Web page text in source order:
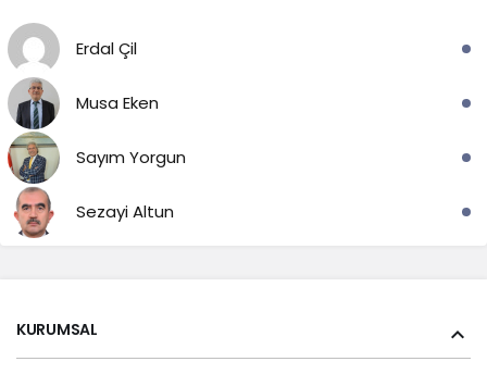
Erdal Çil
Musa Eken
Sayım Yorgun
Sezayi Altun
KURUMSAL